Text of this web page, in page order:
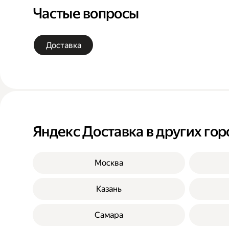
Частые вопросы
Доставка
Яндекс Доставка в других
Москва
Казань
Самара